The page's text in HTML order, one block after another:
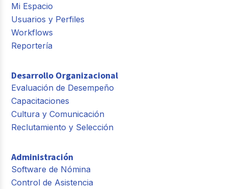
Mi Espacio
Usuarios y Perfiles
Workflows
Reportería
Desarrollo Organizacional
Evaluación de Desempeño
Capacitaciones
Cultura y Comunicación
Reclutamiento y Selección
Administración
Software de Nómina
Control de Asistencia